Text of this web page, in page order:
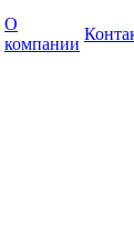
О
компании